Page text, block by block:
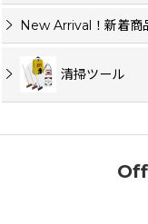
New Arrival！新着商
清掃ツール